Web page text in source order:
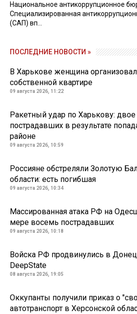
Национальное антикоррупционное
Специализированная
(САП) вп...
ПОСЛЕДНИЕ НОВОСТИ »
В Харькове женщина
собственной квартире
09 августа 2026, 11:22
Ракетный удар по Харькову:
пострадавших в результате
районе
09 августа 2026, 10:59
Россияне обстреляли Золотую
области: есть погибшая
09 августа 2026, 10:34
Массированная атака РФ на
мере восемь пострадавших
09 августа 2026, 10:18
Войска РФ продвинулись в
DeepState
08 августа 2026, 19:05
Оккупанты получили приказ о
автотранспорт в Херсонской